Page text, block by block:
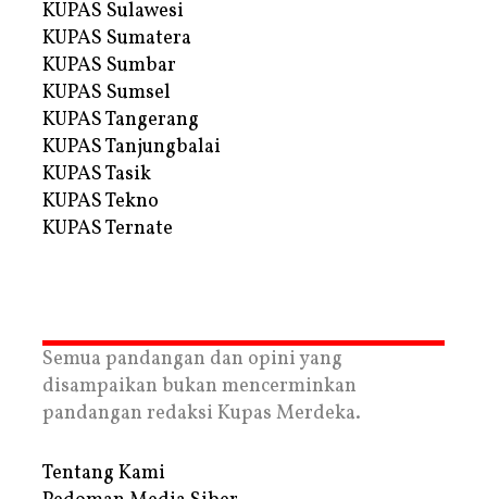
KUPAS Sulawesi
KUPAS Sumatera
KUPAS Sumbar
KUPAS Sumsel
KUPAS Tangerang
KUPAS Tanjungbalai
KUPAS Tasik
KUPAS Tekno
KUPAS Ternate
Semua pandangan dan opini yang
disampaikan bukan mencerminkan
pandangan redaksi Kupas Merdeka.
Tentang Kami